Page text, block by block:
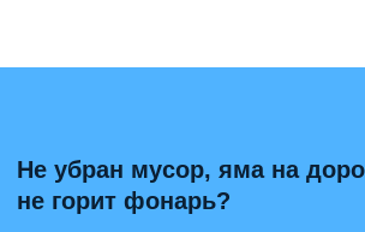
Не убран мусор, яма на
не горит фонарь?